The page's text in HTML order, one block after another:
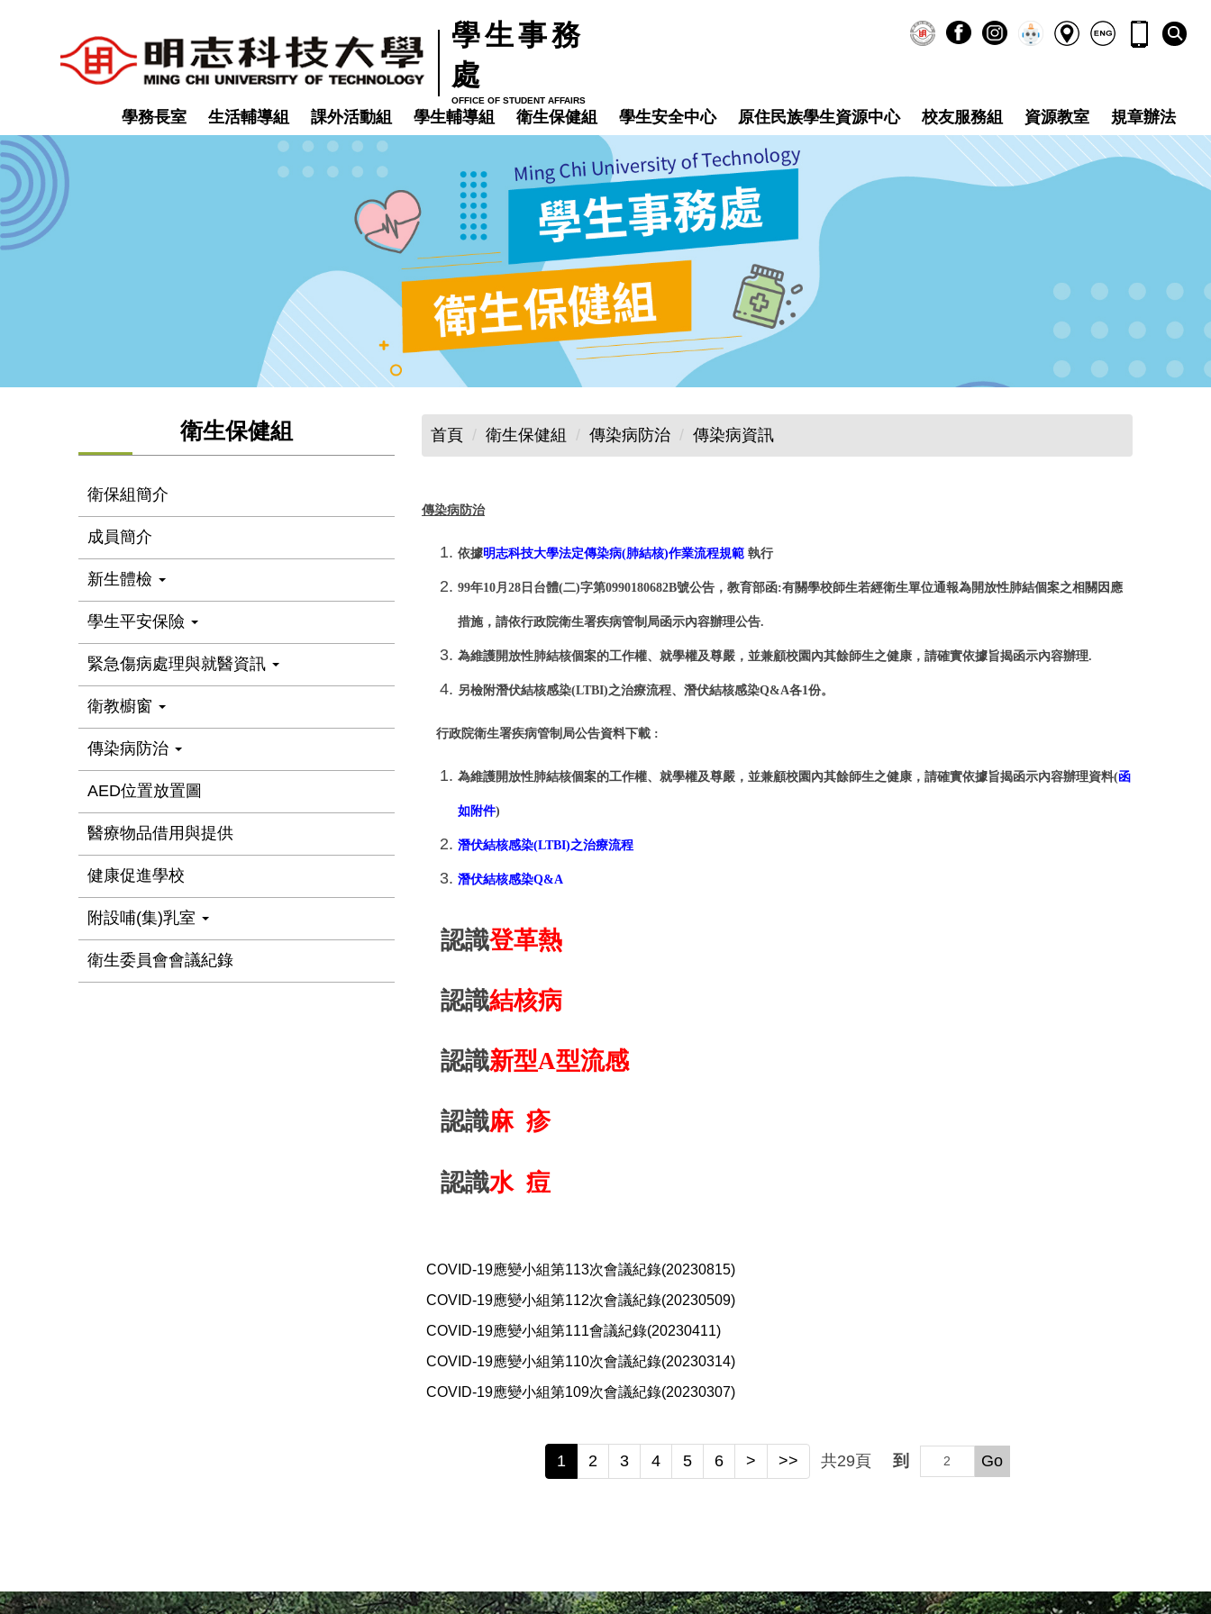
容
區
學生事務
處
OFFICE OF STUDENT AFFAIRS
學務長室 生活輔導組 課外活動組 學生輔導組 衛生保健組 學生安全中心 原住民族學生資源中心 校友服務組 資源教室 規章辦法
衛生保健組
衛保組簡介
成員簡介
新生體檢
學生平安保險
緊急傷病處理與就醫資訊
衛教櫥窗
傳染病防治
AED位置放置圖
醫療物品借用與提供
健康促進學校
附設哺(集)乳室
衛生委員會會議紀錄
首頁 衛生保健組 傳染病防治 傳染病資訊
傳染病防治
依據明志科技大學法定傳染病(肺結核)作業流程規範 執行
99年10月28日台體(二)字第0990180682B號公告，教育部函:有關學校師生若經衛生單位通報為開放性肺結個案之相關因應
措施，請依行政院衛生署疾病管制局函示內容辦理公告.
為維護開放性肺結核個案的工作權、就學權及尊嚴，並兼顧校園內其餘師生之健康，請確實依據旨揭函示內容辦理.
另檢附潛伏結核感染(LTBI)之治療流程、潛伏結核感染Q&A各1份。
行政院衛生署疾病管制局公告資料下載 :
為維護開放性肺結核個案的工作權、就學權及尊嚴，並兼顧校園內其餘師生之健康，請確實依據旨揭函示內容辦理資料(函
如附件)
潛伏結核感染(LTBI)之治療流程
潛伏結核感染Q&A
認識登革熱
認識結核病
認識新型A型流感
認識麻 疹
認識水 痘
COVID-19應變小組第113次會議紀錄(20230815)
COVID-19應變小組第112次會議紀錄(20230509)
COVID-19應變小組第111會議紀錄(20230411)
COVID-19應變小組第110次會議紀錄(20230314)
COVID-19應變小組第109次會議紀錄(20230307)
1 2 3 4 5 6 > >> 共29頁 到 Go